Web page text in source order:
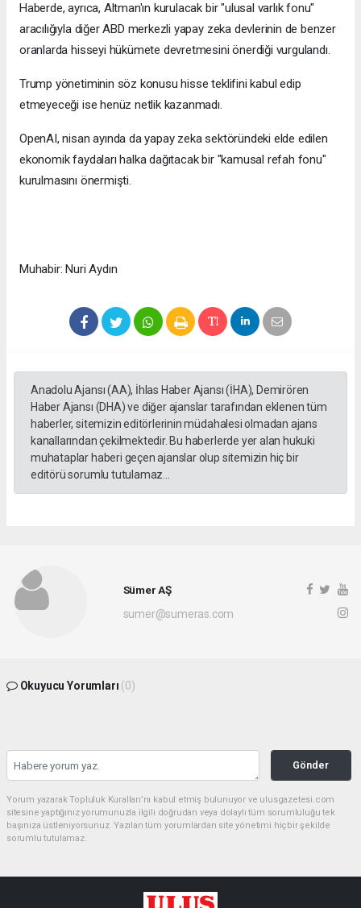
Haberde, ayrıca, Altman'ın kurulacak bir "ulusal varlık fonu"
aracılığıyla diğer ABD merkezli yapay zeka devlerinin de benzer
oranlarda hisseyi hükümete devretmesini önerdiği vurgulandı.
Trump yönetiminin söz konusu hisse teklifini kabul edip
etmeyeceği ise henüz netlik kazanmadı.
OpenAI, nisan ayında da yapay zeka sektöründeki elde edilen
ekonomik faydaları halka dağıtacak bir "kamusal refah fonu"
kurulmasını önermişti.
Muhabir: Nuri Aydın
Anadolu Ajansı (AA), İhlas Haber Ajansı (İHA), Demirören
Haber Ajansı (DHA) ve diğer ajanslar tarafından eklenen tüm
haberler, sitemizin editörlerinin müdahalesi olmadan ajans
kanallarından çekilmektedir. Bu haberlerde yer alan hukuki
muhataplar haberi geçen ajanslar olup sitemizin hiç bir
editörü sorumlu tutulamaz...
Sümer AŞ
sumer@sumeras.com
Okuyucu Yorumları (0)
Gönder
Yorum yazarak Topluluk Kuralları’nı kabul etmiş bulunuyor ve ulusgazetesi.com
sitesine yaptığınız yorumunuzla ilgili doğrudan veya dolaylı tüm sorumluluğu tek
başınıza üstleniyorsunuz. Yazılan tüm yorumlardan site yönetimi hiçbir şekilde
sorumlu tutulamaz.